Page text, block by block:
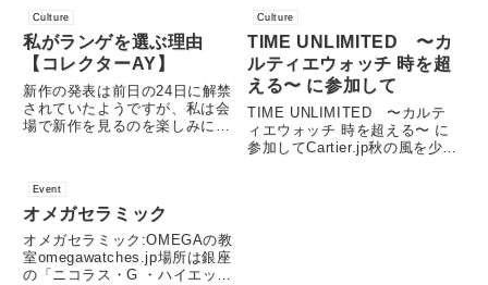
Culture
私がランゲを選ぶ理由
【コレクターAY】
新作の発表は前日の24日に解禁
されていたようですが、私は会
場で新作を見るのを楽しみにし
としてダトグラフが3モデル発
表されていました。どうしたら
買えるかを考えさせられる、お
金持ちと格差を感じていまし
た。
Culture
TIME UNLIMITED 〜カ
ルティエウォッチ 時を超
える〜 に参加して
TIME UNLIMITED 〜カルテ
ィエウォッチ 時を超える〜 に
参加してCartier.jp秋の風を少し
Event
オメガセラミック
オメガセラミック:OMEGAの教
室omegawatches.jp場所は銀座
の「ニコラス・G ・ハイエック